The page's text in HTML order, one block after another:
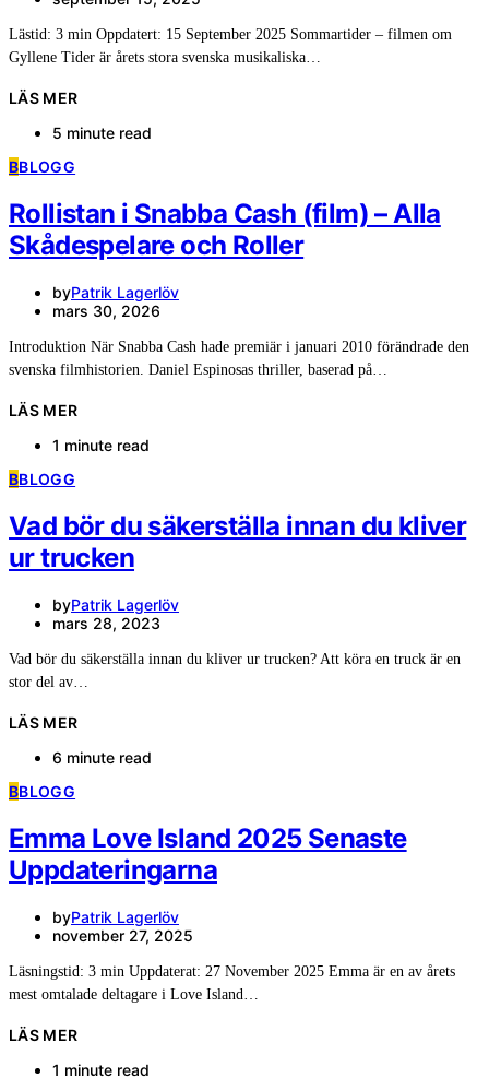
Lästid: 3 min Oppdatert: 15 September 2025 Sommartider – filmen om
Gyllene Tider är årets stora svenska musikaliska…
LÄS MER
5 minute read
BBLOGG
Rollistan i Snabba Cash (film) – Alla
Skådespelare och Roller
byPatrik Lagerlöv
mars 30, 2026
Introduktion När Snabba Cash hade premiär i januari 2010 förändrade den
svenska filmhistorien. Daniel Espinosas thriller, baserad på…
LÄS MER
1 minute read
BBLOGG
Vad bör du säkerställa innan du kliver
ur trucken
byPatrik Lagerlöv
mars 28, 2023
Vad bör du säkerställa innan du kliver ur trucken? Att köra en truck är en
stor del av…
LÄS MER
6 minute read
BBLOGG
Emma Love Island 2025 Senaste
Uppdateringarna
byPatrik Lagerlöv
november 27, 2025
Läsningstid: 3 min Uppdaterat: 27 November 2025 Emma är en av årets
mest omtalade deltagare i Love Island…
LÄS MER
1 minute read